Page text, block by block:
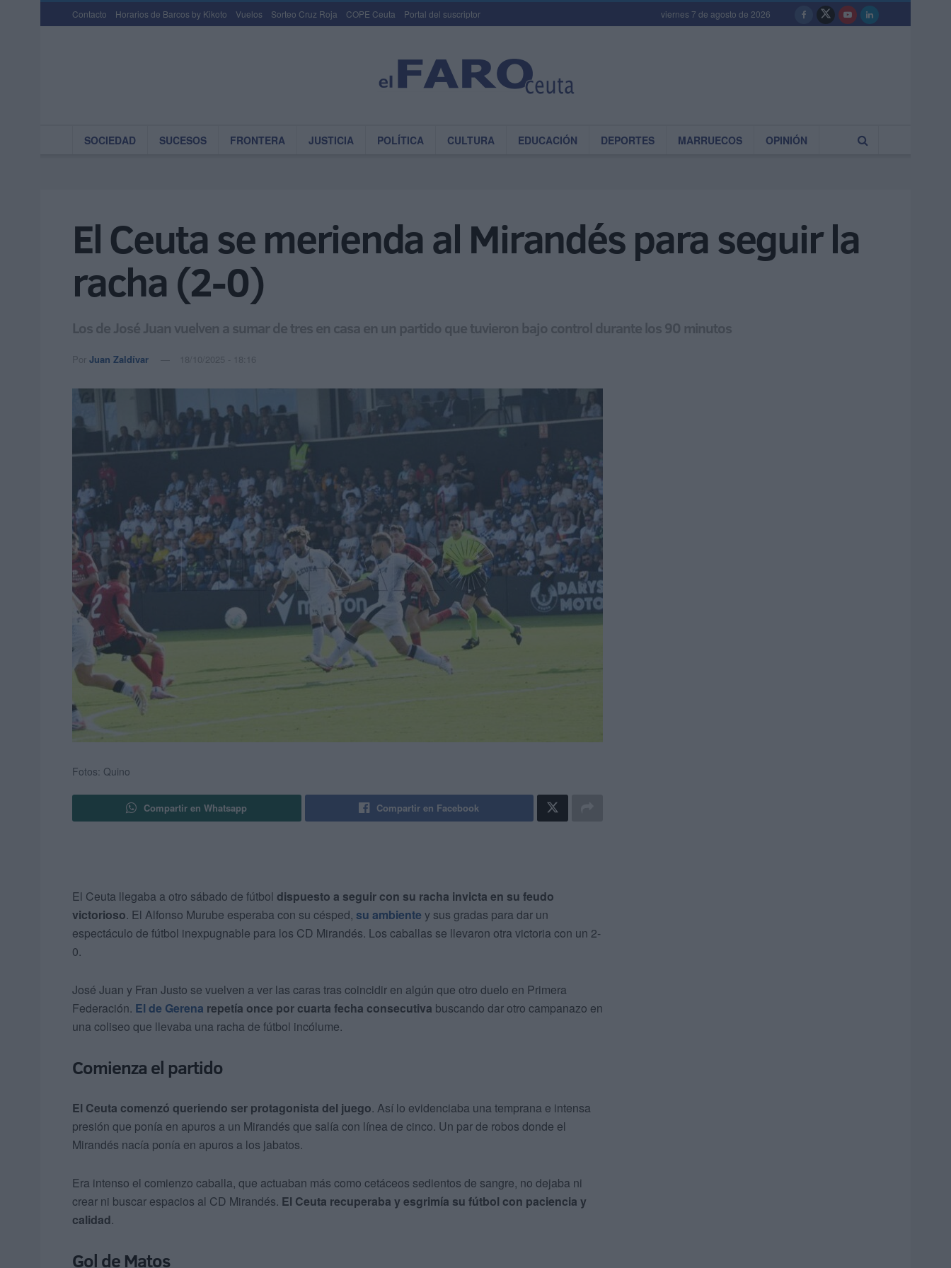
Contacto Horarios de Barcos by Kikoto Vuelos Sorteo Cruz Roja COPE Ceuta Portal del suscriptor viernes 7 de agosto de 2026
SOCIEDAD SUCESOS FRONTERA JUSTICIA POLÍTICA CULTURA EDUCACIÓN DEPORTES MARRUECOS OPINIÓN
El Ceuta se merienda al Mirandés para seguir la
racha (2-0)
Los de José Juan vuelven a sumar de tres en casa en un partido que tuvieron bajo control durante los 90 minutos
Por Juan Zaldívar 18/10/2025 - 18:16
Fotos: Quino
Compartir en Whatsapp Compartir en Facebook
El Ceuta llegaba a otro sábado de fútbol dispuesto a seguir con su racha invicta en su feudo
victorioso. El Alfonso Murube esperaba con su césped, su ambiente y sus gradas para dar un
espectáculo de fútbol inexpugnable para los CD Mirandés. Los caballas se llevaron otra victoria con un 2-
0.
José Juan y Fran Justo se vuelven a ver las caras tras coincidir en algún que otro duelo en Primera
Federación. El de Gerena repetía once por cuarta fecha consecutiva buscando dar otro campanazo en
una coliseo que llevaba una racha de fútbol incólume.
Comienza el partido
El Ceuta comenzó queriendo ser protagonista del juego. Así lo evidenciaba una temprana e intensa
presión que ponía en apuros a un Mirandés que salía con línea de cinco. Un par de robos donde el
Mirandés nacía ponía en apuros a los jabatos.
Era intenso el comienzo caballa, que actuaban más como cetáceos sedientos de sangre, no dejaba ni
crear ni buscar espacios al CD Mirandés. El Ceuta recuperaba y esgrimía su fútbol con paciencia y
calidad.
Gol de Matos